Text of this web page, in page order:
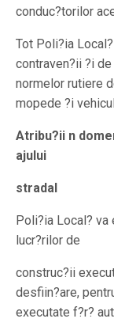
conduc?torilor
Tot Poli?ia
contraven?ii ?i
normelor rutiere
mopede ?i
Atribu?ii n
ajului
stradal
Poli?ia Local?
lucr?rilor de
construc?ii
desfiin?are,
executate f?r?